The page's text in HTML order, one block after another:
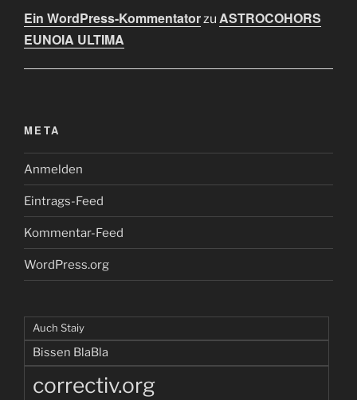
Ein WordPress-Kommentator zu ASTROCOHORS
EUNOIA ULTIMA
META
Anmelden
Eintrags-Feed
Kommentar-Feed
WordPress.org
Auch Staiy
Bissen BlaBla
correctiv.org